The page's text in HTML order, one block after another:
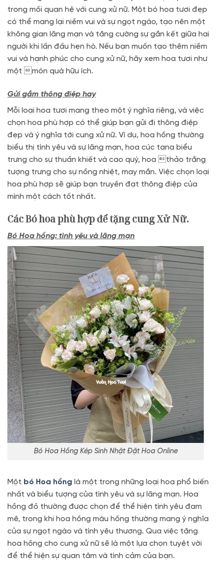
trong mối quan hệ với cung xử nữ. Một bó hoa tươi đẹp
có thể mang lại niềm vui và sự ngọt ngào, tạo nên một
không gian lãng mạn và tăng cường sự gắn kết giữa hai
người khi lần đầu hẹn hò. Nếu bạn muốn tạo thêm niềm
vui và hạnh phúc cho cung xử nữ, hãy xem hoa tươi như
một món quà hữu ích.
Gửi gắm thông điệp hay
Mỗi loại hoa tươi mang theo một ý nghĩa riêng, và việc
chọn hoa phù hợp có thể giúp bạn gửi đi thông điệp
đẹp và ý nghĩa tới cung xử nữ. Ví dụ, hoa hồng thường
biểu thị tình yêu và sự lãng mạn, hoa cúc tana biểu
trưng cho sự thuần khiết và cao quý, hoa thảo trắng
tượng trưng cho sự nồng nhiệt, may mắn. Việc chọn loại
hoa phù hợp sẽ giúp bạn truyền đạt thông điệp của
mình một cách tốt nhất.
Các Bó hoa phù hợp để tặng cungXử Nữ.
Bó Hoa hồng: tình yêu và lãng mạn
Bó Hoa Hồng Kép Sinh Nhật Đặt Hoa Online
Một bó Hoa hồng là một trong những loại hoa phổ biến
nhất và biểu tượng của tình yêu và sự lãng mạn. Hoa
hồng đỏ thường được chọn để thể hiện tình yêu đam
mê, trong khi hoa hồng màu hồng thường mang ý nghĩa
của sự ngọt ngào và tình yêu thương. Qua việc tặng
hoa hồng cho cung xử nữ sẽ là một lựa chọn tuyệt vời
để thể hiện sự quan tâm và tình cảm của bạn.